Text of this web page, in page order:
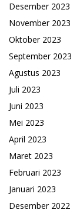
Desember 2023
November 2023
Oktober 2023
September 2023
Agustus 2023
Juli 2023
Juni 2023
Mei 2023
April 2023
Maret 2023
Februari 2023
Januari 2023
Desember 2022